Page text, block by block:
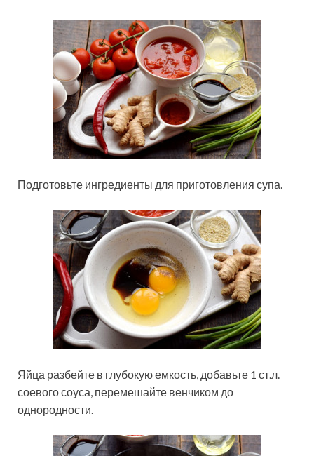
Подготовьте ингредиенты для приготовления супа.
Яйца разбейте в глубокую емкость, добавьте 1 ст.л.
соевого соуса, перемешайте венчиком до
однородности.